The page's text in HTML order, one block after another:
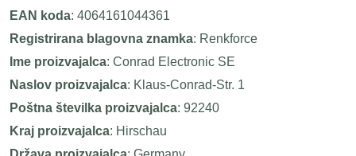
EAN koda: 4064161044361
Registrirana blagovna znamka: Renkforce
Ime proizvajalca: Conrad Electronic SE
Naslov proizvajalca: Klaus-Conrad-Str. 1
Poštna številka proizvajalca: 92240
Kraj proizvajalca: Hirschau